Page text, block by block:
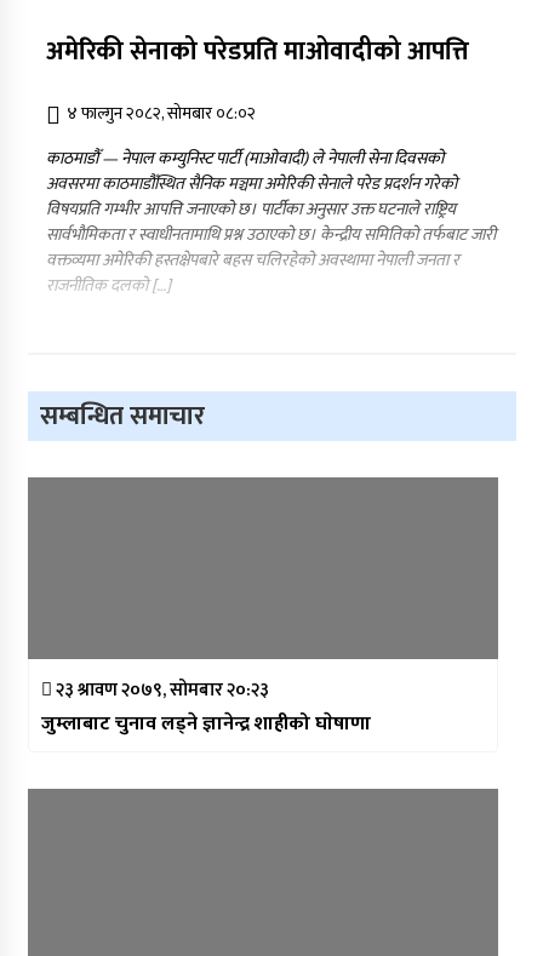
अमेरिकी सेनाको परेडप्रति माओवादीको आपत्ति
४ फाल्गुन २०८२, सोमबार ०८:०२
काठमाडौँ — नेपाल कम्युनिस्ट पार्टी (माओवादी) ले नेपाली सेना दिवसको
अवसरमा काठमाडौँस्थित सैनिक मञ्चमा अमेरिकी सेनाले परेड प्रदर्शन गरेको
विषयप्रति गम्भीर आपत्ति जनाएको छ। पार्टीका अनुसार उक्त घटनाले राष्ट्रिय
सार्वभौमिकता र स्वाधीनतामाथि प्रश्न उठाएको छ। केन्द्रीय समितिको तर्फबाट जारी
वक्तव्यमा अमेरिकी हस्तक्षेपबारे बहस चलिरहेको अवस्थामा नेपाली जनता र
राजनीतिक दलको […]
सम्बन्धित समाचार
२३ श्रावण २०७९, सोमबार २०:२३
जुम्लाबाट चुनाव लड्ने ज्ञानेन्द्र शाहीको घाेषाणा